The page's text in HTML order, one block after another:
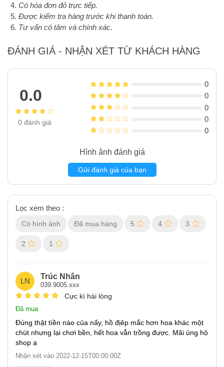
Có hóa đơn đỏ trực tiếp.
Được kiểm tra hàng trước khi thanh toán.
Tư vấn có tâm và chính xác.
ĐÁNH GIÁ - NHẬN XÉT TỪ KHÁCH HÀNG
0.0
0đánh giá
0
0
0
0
0
Hình ảnh đánh giá
Gửi đánh giá của bạn
Lọc xem theo :
Có hình ảnh Đã mua hàng 5 4 3
2 1
LN
Trúc Nhân
039.9005.xxx
Cực kì hài lòng
Đã mua
Đúng thật tìền nào của nấy, hồ địêp mắc hơn hoa khác một
chút nhưng lại chơi bền, hết hoa vẫn trồng được. Mãi ủng hộ
shop ạ
Nhận xét vào 2022-12-15T00:00:00Z